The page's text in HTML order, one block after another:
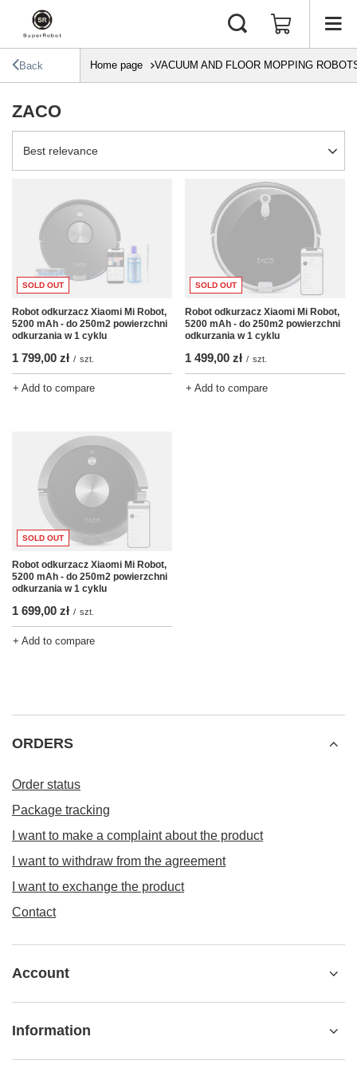
Back Home page VACUUM AND FLOOR MOPPING
ZACO
Change sorting
Best relevance
SOLD OUT
Robot odkurzacz Xiaomi Mi Robot,
5200 mAh - do 250m2 powierzchni
odkurzania w 1 cyklu
1 799,00 zł / szt.
+ Add to compare
SOLD OUT
Robot odkurzacz Xiaomi Mi Robot,
5200 mAh - do 250m2 powierzchni
odkurzania w 1 cyklu
1 499,00 zł / szt.
+ Add to compare
SOLD OUT
Robot odkurzacz Xiaomi Mi Robot,
5200 mAh - do 250m2 powierzchni
odkurzania w 1 cyklu
1 699,00 zł / szt.
+ Add to compare
ORDERS
Order status
Package tracking
I want to make a complaint about the product
I want to withdraw from the agreement
I want to exchange the product
Contact
Account
Information